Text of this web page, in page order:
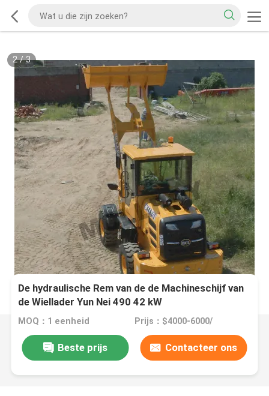
2/3
De hydraulische Rem van de de Machineschijf van
de Wiellader Yun Nei 490 42 kW
MOQ：1 eenheid Prijs：$4000-6000/
Beste prijs Contacteer ons